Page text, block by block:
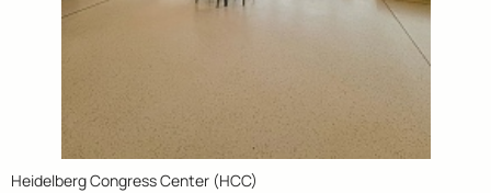
Heidelberg Congress Center (HCC)